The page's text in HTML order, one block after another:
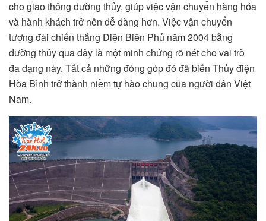
cho giao thông đường thủy, giúp việc vận chuyển hàng hóa
và hành khách trở nên dễ dàng hơn. Việc vận chuyển
tượng đài chiến thắng Điện Biên Phủ năm 2004 bằng
đường thủy qua đây là một minh chứng rõ nét cho vai trò
đa dạng này. Tất cả những đóng góp đó đã biến Thủy điện
Hòa Bình trở thành niềm tự hào chung của người dân Việt
Nam.